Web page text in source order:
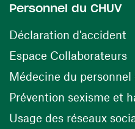
Personnel du CHUV
Déclaration d'accident
Espace Collaborateurs
Médecine du personnel
Prévention sexisme et
Usage des réseaux